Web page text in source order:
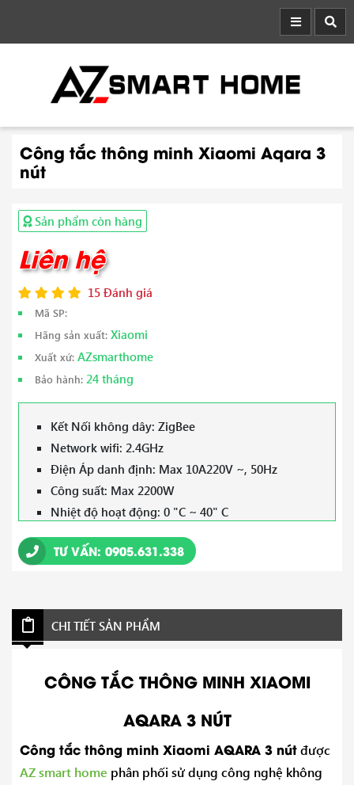
Công tắc thông minh Xiaomi Aqara 3
nút
Sản phẩm còn hàng
Liên hệ
15 Đánh giá
Mã SP:
Hãng sản xuất: Xiaomi
Xuất xứ: AZsmarthome
Bảo hành: 24 tháng
Kết Nối không dây: ZigBee
Network wifi: 2.4GHz
Điện Áp danh định: Max 10A220V ~, 50Hz
Công suất: Max 2200W
Nhiệt độ hoạt động: 0 "C ~ 40" C
Độ ẩm: 5 ~ 95% RH.Không ngưng tụ
Kích thước: 86 x 86x 42.85mm
TƯ VẤN: 0905.631.338
CHI TIẾT SẢN PHẨM
CÔNG TẮC THÔNG MINH XIAOMI
AQARA 3 NÚT
Công tắc thông minh Xiaomi AQARA 3 nútđược
AZ smart home phân phối sử dụng công nghệ không